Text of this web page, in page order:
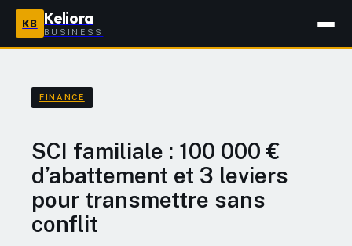
KB Keliora
BUSINESS
FINANCE
SCI familiale : 100 000 €
d’abattement et 3 leviers
pour transmettre sans
conflit